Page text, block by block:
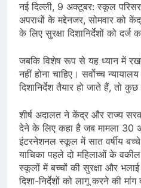
नई दिल्ली, 9 अक्टूबर: स्कूल
अपराधों के मद्देनजर, सोमवार को
के लिए सुरक्षा दिशानिर्देशों को
जबकि विशेष रूप से यह ध्यान में
नहीं होना चाहिए। सर्वोच्च
दिशानिर्देश तैयार हो जाते हैं, तो
शीर्ष अदालत ने केंद्र और राज्य
देने के लिए कहा है जब मामला 30
इंटरनेशनल स्कूल में सात वर्षीय
याचिका पहले दो महिलाओं के
स्कूलों में बच्चों की सुरक्षा और
दिशा-निर्देशों को लागू करने की